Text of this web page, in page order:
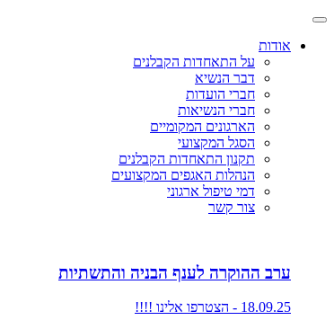
אודות
על התאחדות הקבלנים
דבר הנשיא
חברי הועדות
חברי הנשיאות
הארגונים המקומיים
הסגל המקצועי
תקנון התאחדות הקבלנים
הנהלות האגפים המקצועים
דמי טיפול ארגוני
צור קשר
ערב ההוקרה לענף הבניה והתשתיות
18.09.25 - הצטרפו אלינו !!!!